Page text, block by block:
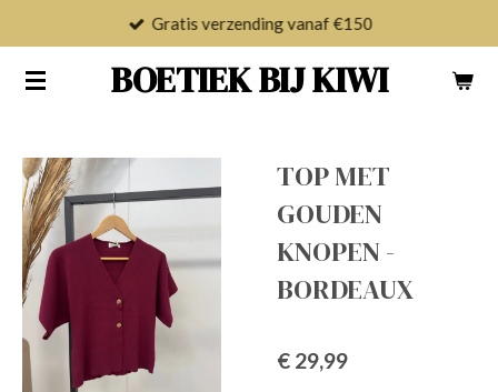
naar
BOETIEK BIJ KIWI
Gratis verzending vanaf €150
TOP MET
GOUDEN
KNOPEN -
BORDEAUX
€ 29,99